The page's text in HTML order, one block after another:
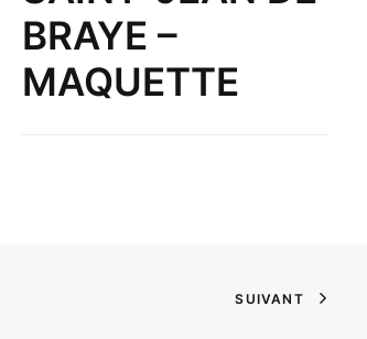
BRAYE –
MAQUETTE
SUIVANT